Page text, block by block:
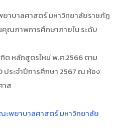
าบาลศาสตร์ มหาวิทยาลัยราชภัฏ
คุณภาพการศึกษาภายใน ระดับ
หลักสูตรใหม่ พ.ศ.2566 ตาม
ระจำปีการศึกษา 2567 ณ ห้อง
ส
ะพยาบาลศาสตร์ มหาวิทยาลัย